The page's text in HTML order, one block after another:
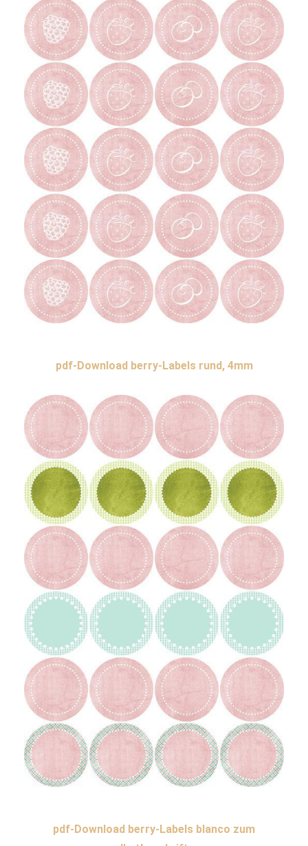
pdf-Download berry-Labels rund, 4mm
pdf-Download berry-Labels blanco zum